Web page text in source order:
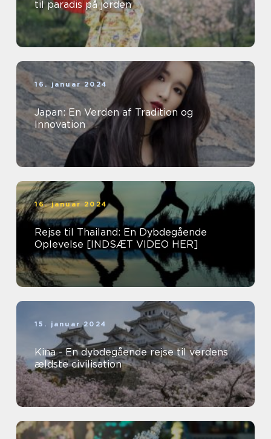
til paradis på jorden
16. januar 2024
Japan: En Verden af Tradition og
Innovation
16. januar 2024
Rejse til Thailand: En Dybdegående
Oplevelse [INDSÆT VIDEO HER]
15. januar 2024
Kina - En dybdegående rejse til verdens
ældste civilisation